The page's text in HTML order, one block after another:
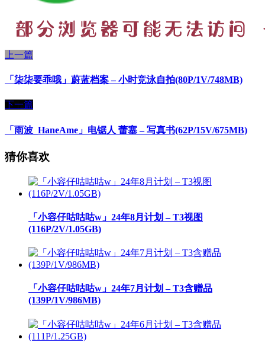
上一篇
「柒柒要乖哦」蔚蓝档案 – 小时竞泳自拍(80P/1V/748MB)
下一篇
「雨波_HaneAme」电锯人 蕾塞 – 写真书(62P/15V/675MB)
猜你喜欢
「小容仔咕咕咕w」24年8月计划 – T3视图
(116P/2V/1.05GB)
「小容仔咕咕咕w」24年7月计划 – T3含赠品
(139P/1V/986MB)